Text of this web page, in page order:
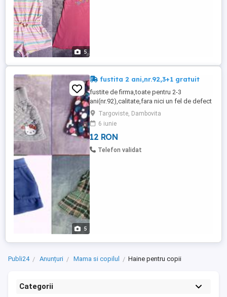
5
5
fustita 2 ani,nr.92,3+1 gratuit
fustite de firma,toate pentru 2-3
ani(nr.92),calitate,fara nici un fel de defect
trimit si prin posta
Targoviste, Dambovita
6 iunie
12 RON
Telefon validat
Publi24 Anunțuri Mama si copilul Haine pentru copii
Categorii